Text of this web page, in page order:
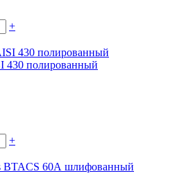
+
430 полированный
+